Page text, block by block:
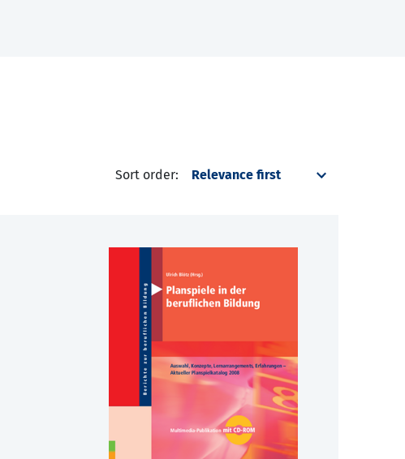
Sort order: